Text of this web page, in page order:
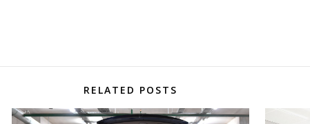
RELATED POSTS